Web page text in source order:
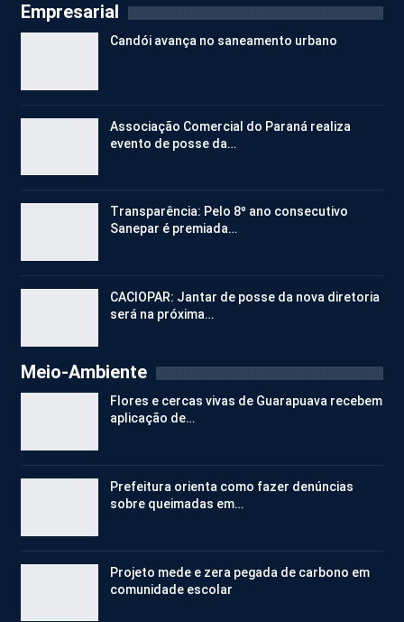
Empresarial
Candói avança no saneamento urbano
Associação Comercial do Paraná realiza
evento de posse da…
Transparência: Pelo 8º ano consecutivo
Sanepar é premiada…
CACIOPAR: Jantar de posse da nova diretoria
será na próxima…
Meio-Ambiente
Flores e cercas vivas de Guarapuava recebem
aplicação de…
Prefeitura orienta como fazer denúncias
sobre queimadas em…
Projeto mede e zera pegada de carbono em
comunidade escolar